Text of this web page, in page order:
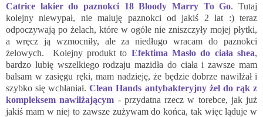
Catrice lakier do paznokci 18 Bloody Marry To Go. Tutaj
kolejny niewypał, nie maluję paznokci od jakiś 2 lat :) teraz
odpoczywają po żelach, które w ogóle nie zniszczyły mojej płytki,
a wręcz ją wzmocniły, ale za niedługo wracam do paznokci
żelowych. Kolejny produkt to Efektima Masło do ciała shea,
bardzo lubię wszelkiego rodzaju mazidła do ciała i zawsze mam
balsam w zasięgu ręki, mam nadzieję, że będzie dobrze nawilżał i
szybko się wchłaniał.Clean Hands antybakteryjny żel do rąk z
kompleksem nawilżającym - przydatna rzecz w torebce, jak już
jakiś mam w niej to zawsze zużywam do końca, tak więc ląduje w